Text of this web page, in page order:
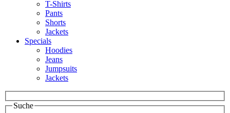
T-Shirts
Pants
Shorts
Jackets
Specials
Hoodies
Jeans
Jumpsuits
Jackets
Suche